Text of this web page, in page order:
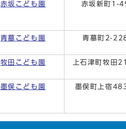
赤坂こども園 赤坂新町1-
青墓こども園 青墓町2-
牧田こども園 上石津町牧田
墨俣こども園 墨俣町上宿